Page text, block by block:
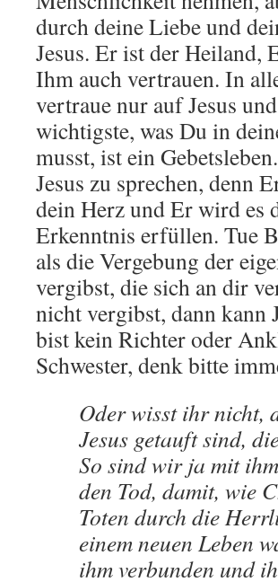
durch deine Liebe und
Jesus. Er ist der Heiland,
Ihm auch vertrauen. In
vertraue nur auf Jesus
wichtigste, was Du in
musst, ist ein
Jesus zu sprechen, denn
dein Herz und Er wird es
Erkenntnis erfüllen. Tue
als die Vergebung der
vergibst, die sich an dir
nicht vergibst, dann kann
bist kein Richter oder
Schwester, denk bitte
Oder wisst ihr nicht,
Jesus getauft sind,
So sind wir ja mit
den Tod, damit, wie
Toten durch die
einem neuen Leben
ihm verbunden und